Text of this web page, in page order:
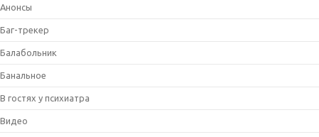
Анонсы
Баг-трекер
Балабольник
Банальное
В гостях у психиатра
Видео